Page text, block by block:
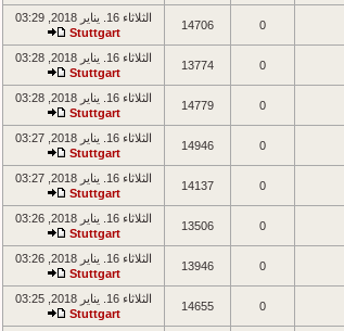
0
14706
الثلاثاء 16. يناير 2018, 03:29
Stuttgart
0
13774
الثلاثاء 16. يناير 2018, 03:28
Stuttgart
0
14779
الثلاثاء 16. يناير 2018, 03:28
Stuttgart
0
14946
الثلاثاء 16. يناير 2018, 03:27
Stuttgart
0
14137
الثلاثاء 16. يناير 2018, 03:27
Stuttgart
0
13506
الثلاثاء 16. يناير 2018, 03:26
Stuttgart
0
13946
الثلاثاء 16. يناير 2018, 03:26
Stuttgart
0
14655
الثلاثاء 16. يناير 2018, 03:25
Stuttgart